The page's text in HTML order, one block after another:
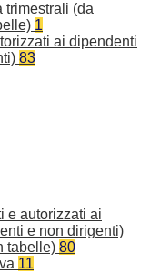
trimestrali (da
1
ai dipendenti
83
e autorizzati ai
e non dirigenti)
tabelle) 80
11